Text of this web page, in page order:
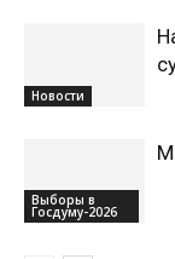
Новости
Выборы в
Госдуму-2026